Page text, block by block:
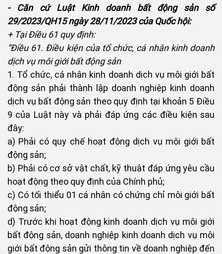
- Căn cứ Luật Kinh doanh bất động sản số
29/2023/QH15 ngày 28/11/2023 của Quốc hội:
+ Tại Điều 61 quy định:
“Điều 61. Điều kiện của tổ chức, cá nhân kinh doanh
dịch vụ môi giới bất động sản
1. Tổ chức, cá nhân kinh doanh dịch vụ môi giới bất
động sản phải thành lập doanh nghiệp kinh doanh
dịch vụ bất động sản theo quy định tại khoản 5 Điều
9 của Luật này và phải đáp ứng các điều kiện sau
đây:
a) Phải có quy chế hoạt động dịch vụ môi giới bất
động sản;
b) Phải có cơ sở vật chất, kỹ thuật đáp ứng yêu cầu
hoạt động theo quy định của Chính phủ;
c) Có tối thiểu 01 cá nhân có chứng chỉ môi giới bất
động sản;
d) Trước khi hoạt động kinh doanh dịch vụ môi giới
bất động sản, doanh nghiệp kinh doanh dịch vụ môi
giới bất động sản gửi thông tin về doanh nghiệp đến